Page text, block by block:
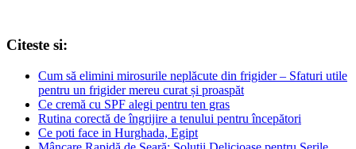
Citeste si:
Cum să elimini mirosurile neplăcute din frigider – Sfaturi utile
pentru un frigider mereu curat și proaspăt
Ce cremă cu SPF alegi pentru ten gras
Rutina corectă de îngrijire a tenului pentru începători
Ce poti face in Hurghada, Egipt